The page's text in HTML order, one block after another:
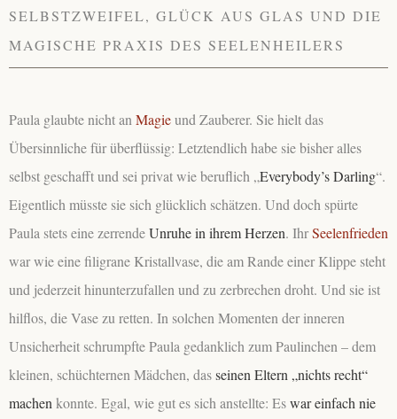
SELBSTZWEIFEL, GLÜCK AUS GLAS UND DIE
MAGISCHE PRAXIS DES SEELENHEILERS
Paula glaubte nicht an Magieund Zauberer. Sie hielt das
Übersinnliche für überflüssig: Letztendlich habe sie bisher alles
selbst geschafft und sei privat wie beruflich „Everybody’s Darling“.
Eigentlich müsste sie sich glücklich schätzen. Und doch spürte
Paula stets eine zerrendeUnruhe in ihrem Herzen. IhrSeelenfrieden
war wie eine filigrane Kristallvase, die am Rande einer Klippe steht
und jederzeit hinunterzufallen und zu zerbrechen droht. Und sie ist
hilflos, die Vase zu retten. In solchen Momenten der inneren
Unsicherheit schrumpfte Paula gedanklich zum Paulinchen – dem
kleinen, schüchternen Mädchen, dasseinen Eltern „nichts recht“
machen konnte. Egal, wie gut es sich anstellte: Eswar einfach nie